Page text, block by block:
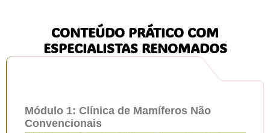
CONTEÚDO PRÁTICO COM
ESPECIALISTAS RENOMADOS
Módulo 1: Clínica de Mamíferos Não
Convencionais